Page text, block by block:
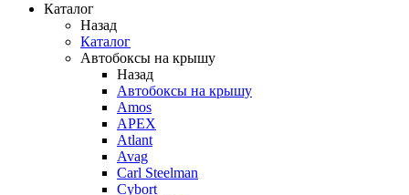
Каталог
Назад
Каталог
Автобоксы на крышу
Назад
Автобоксы на крышу
Amos
APEX
Atlant
Avag
Carl Steelman
Cybort